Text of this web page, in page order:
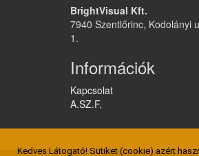
BrightVisual Kft.
7940 Szentlőrinc, Kodolányi
1.
Információk
Kapcsolat
A.SZ.F.
Kedves Látogató! Sütiket (cookie) azért